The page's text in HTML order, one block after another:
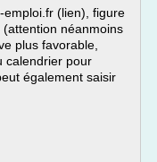
emploi.fr (lien), figure
néanmoins
plus favorable,
calendrier pour
également saisir